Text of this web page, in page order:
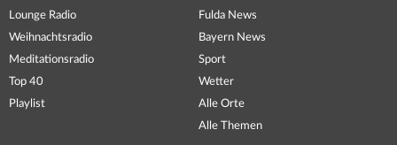
Lounge Radio
Weihnachtsradio
Meditationsradio
Top 40
Playlist
Fulda News
Bayern News
Sport
Wetter
Alle Orte
Alle Themen